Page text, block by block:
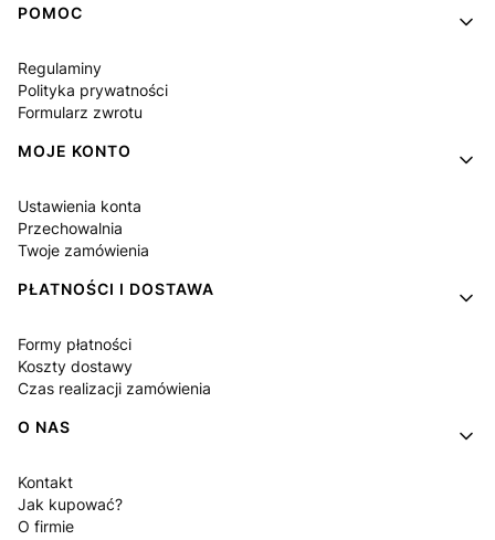
Linki w stopce
POMOC
Regulaminy
Polityka prywatności
Formularz zwrotu
MOJE KONTO
Ustawienia konta
Przechowalnia
Twoje zamówienia
PŁATNOŚCI I DOSTAWA
Formy płatności
Koszty dostawy
Czas realizacji zamówienia
O NAS
Kontakt
Jak kupować?
O firmie